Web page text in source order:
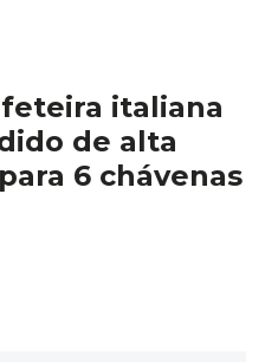
italiana
de alta
6 chávenas